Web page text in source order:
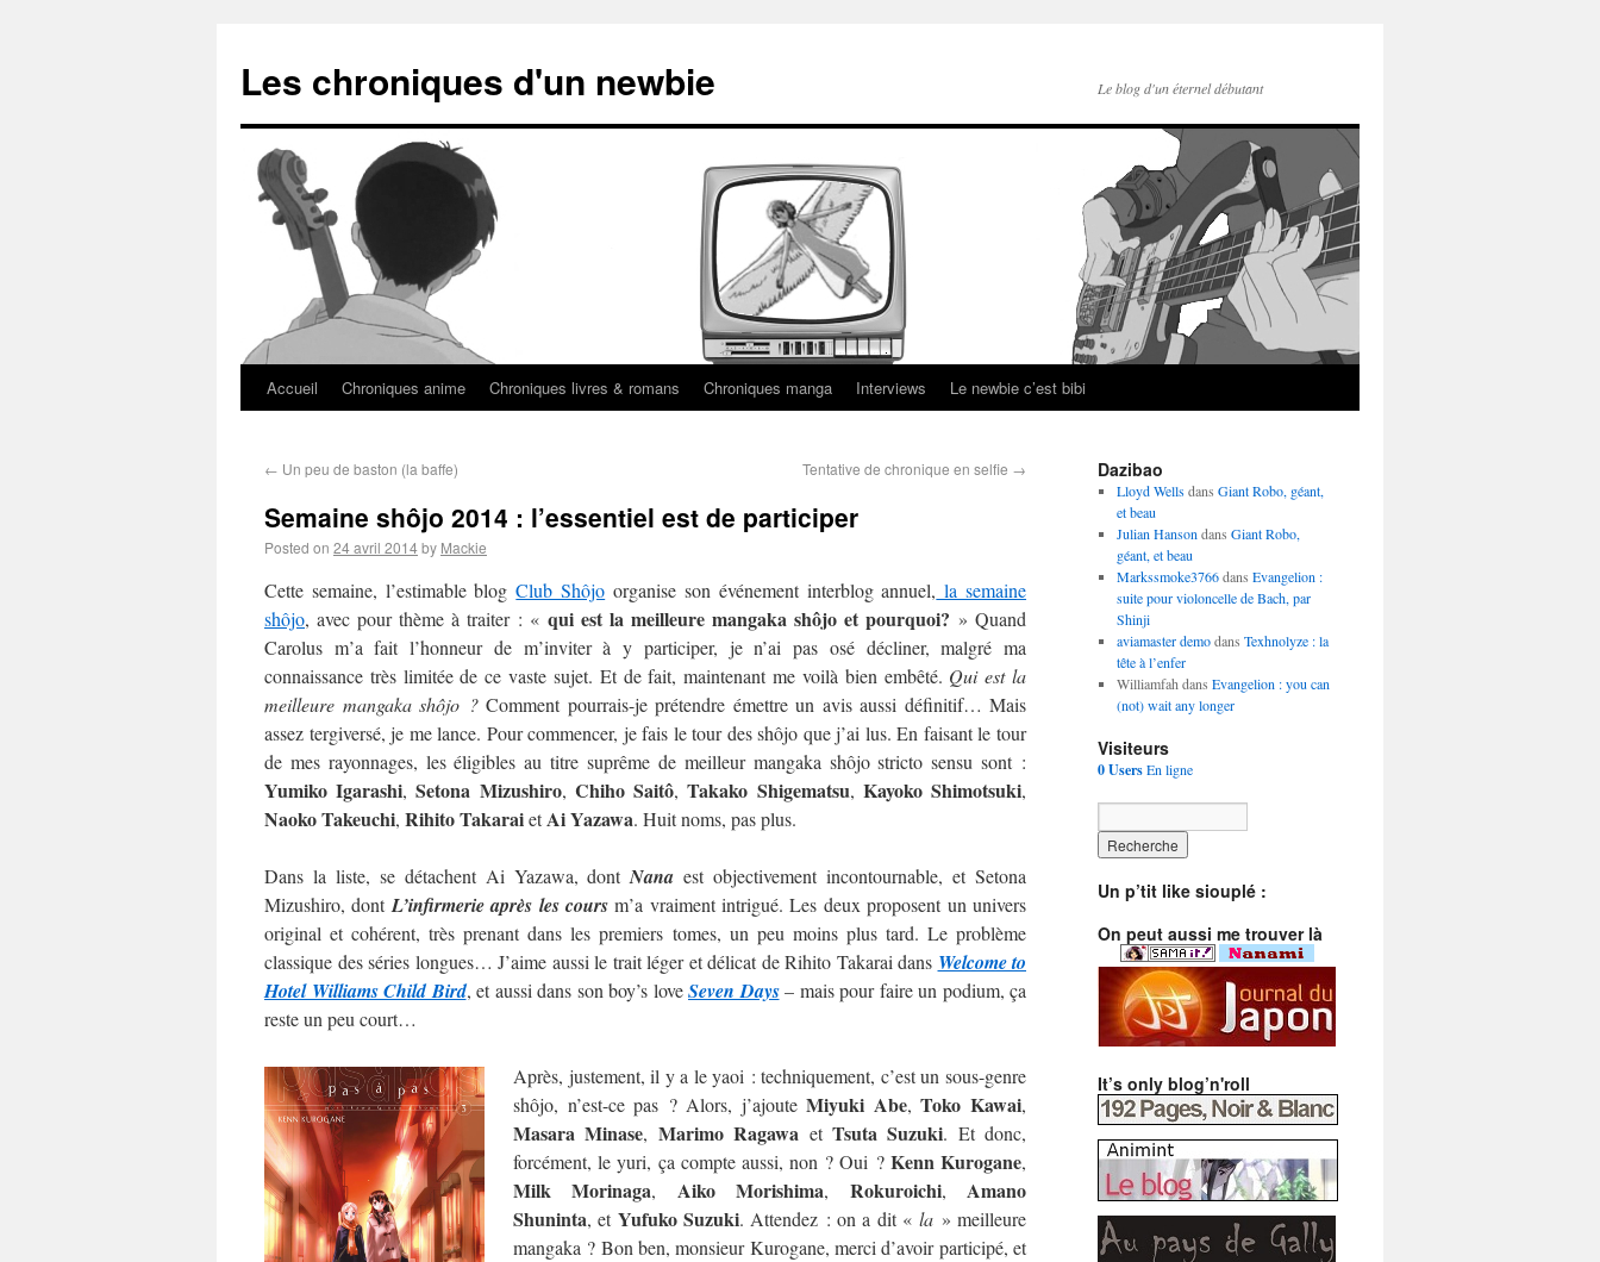
Les chroniques d'un newbie Le blog d'un éternel débutant
Accueil Chroniques anime Chroniques livres & romans Chroniques manga Interviews Le newbie c’est bibi
← Un peu de baston (la baffe) Tentative de chronique en selfie →
Semaine shôjo 2014 : l’essentiel est de participer
Posted on 24 avril 2014by Mackie
Cette semaine, l’estimable blogClub Shôjo organise son événement interblog annuel, la semaine
shôjo, avec pour thème à traiter : « qui est la meilleure mangaka shôjo et pourquoi? » Quand
Carolus m’a fait l’honneur de m’inviter à y participer, je n’ai pas osé décliner, malgré ma
connaissance très limitée de ce vaste sujet. Et de fait, maintenant me voilà bien embêté. Qui est la
meilleure mangaka shôjo ?Comment pourrais-je prétendre émettre un avis aussi définitif… Mais
assez tergiversé, je me lance. Pour commencer, je fais le tour des shôjo que j’ai lus. En faisant le tour
de mes rayonnages, les éligibles au titre suprême de meilleur mangaka shôjo stricto sensu sont :
Yumiko Igarashi,Setona Mizushiro, Chiho Saitô,Takako Shigematsu, Kayoko Shimotsuki,
NaokoTakeuchi, Rihito TakaraietAiYazawa. Huit noms, pas plus.
Dans la liste, se détachent Ai Yazawa, dontNana est objectivement incontournable, et Setona
Mizushiro, dont L’infirmerie après les coursm’a vraiment intrigué. Les deux proposent un univers
original et cohérent, très prenant dans les premiers tomes, un peu moins plus tard. Le problème
classique des séries longues… J’aime aussi le trait léger et délicat de Rihito Takarai dans Welcome to
Hotel Williams Child Bird, et aussi dans son boy’s loveSeven Days– mais pour faire un podium, ça
reste un peu court…
Après, justement, il y a le yaoi : techniquement, c’est un sous-genre
shôjo, n’est-ce pas ? Alors, j’ajouteMiyuki Abe,Toko Kawai,
Masara Minase, Marimo Ragawa et Tsuta Suzuki. Et donc,
forcément, le yuri, ça compte aussi, non ? Oui ? Kenn Kurogane,
Milk Morinaga, Aiko Morishima, Rokuroichi, Amano
Shuninta, et Yufuko Suzuki. Attendez : on a dit «la » meilleure
mangaka ? Bon ben, monsieur Kurogane, merci d’avoir participé, et
Dazibao
Lloyd Wellsdans Giant Robo, géant,
et beau
Julian Hanson dans Giant Robo,
géant, et beau
Markssmoke3766dans Evangelion :
suite pour violoncelle de Bach, par
Shinji
aviamaster demodans Texhnolyze : la
tête à l’enfer
Williamfah dans Evangelion : you can
(not) wait any longer
Visiteurs
0 UsersEn ligne
Un p’tit like siouplé :
On peut aussi me trouver là
It’s only blog’n'roll